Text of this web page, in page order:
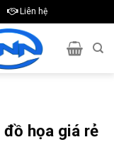
Liên hệ
họa giá rẻ